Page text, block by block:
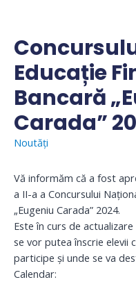
content
Educație
Bancară
Carada”
Noutăți
Vă informăm că a fost
a II-a a Concursului
„Eugeniu Carada” 2024.
Este în curs de
se vor putea înscrie elevii
participe și unde se va
Calendar: